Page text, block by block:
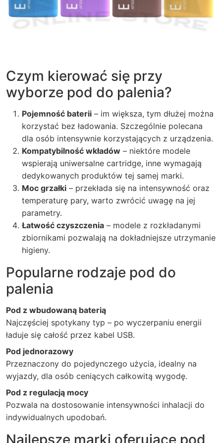
Czym kierować się przy
wyborze pod do palenia?
Pojemność baterii – im większa, tym dłużej można
korzystać bez ładowania. Szczególnie polecana
dla osób intensywnie korzystających z urządzenia.
Kompatybilność wkładów – niektóre modele
wspierają uniwersalne cartridge, inne wymagają
dedykowanych produktów tej samej marki.
Moc grzałki – przekłada się na intensywność oraz
temperaturę pary, warto zwrócić uwagę na jej
parametry.
Łatwość czyszczenia – modele z rozkładanymi
zbiornikami pozwalają na dokładniejsze utrzymanie
higieny.
Popularne rodzaje pod do
palenia
Pod z wbudowaną baterią
Najczęściej spotykany typ – po wyczerpaniu energii
ładuje się całość przez kabel USB.
Pod jednorazowy
Przeznaczony do pojedynczego użycia, idealny na
wyjazdy, dla osób ceniących całkowitą wygodę.
Pod z regulacją mocy
Pozwala na dostosowanie intensywności inhalacji do
indywidualnych upodobań.
Najlepsze marki oferujące pod